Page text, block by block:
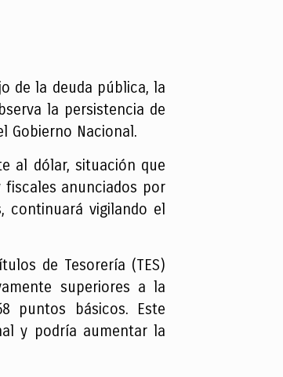
de la deuda pública, la
la persistencia de
Gobierno Nacional.
al dólar, situación que
anunciados por
continuará vigilando el
de Tesorería (TES)
superiores a la
puntos básicos. Este
y podría aumentar la